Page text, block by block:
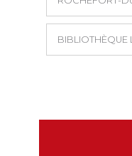
BIBLIOTHÈQUE